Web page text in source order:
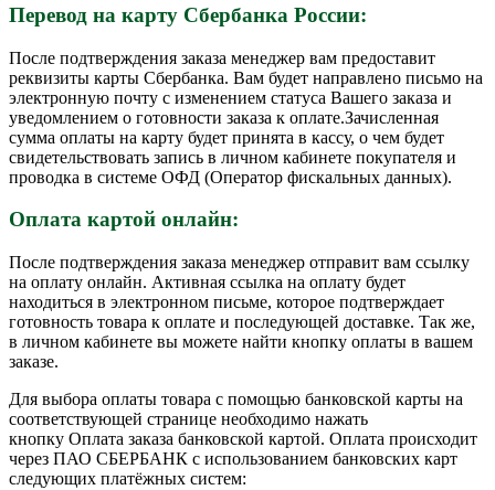
Перевод на карту Сбербанка России:
После подтверждения заказа менеджер вам предоставит
реквизиты карты Сбербанка. Вам будет направлено письмо на
электронную почту с изменением статуса Вашего заказа и
уведомлением о готовности заказа к оплате.Зачисленная
сумма оплаты на карту будет принята в кассу, о чем будет
свидетельствовать запись в личном кабинете покупателя и
проводка в системе ОФД (Оператор фискальных данных).
Оплата картой онлайн:
После подтверждения заказа менеджер отправит вам ссылку
на оплату онлайн. Активная ссылка на оплату будет
находиться в электронном письме, которое подтверждает
готовность товара к оплате и последующей доставке. Так же,
в личном кабинете вы можете найти кнопку оплаты в вашем
заказе.
Для выбора оплаты товара с помощью банковской карты на
соответствующей странице необходимо нажать
кнопку Оплата заказа банковской картой. Оплата происходит
через ПАО СБЕРБАНК с использованием банковских карт
следующих платёжных систем: